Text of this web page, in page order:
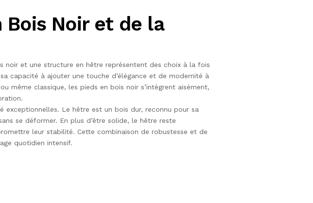
Bois Noir et de la
noir et une structure en hêtre représentent des choix à la fois
capacité à ajouter une touche d’élégance et de modernité à
même classique, les pieds en bois noir s’intègrent aisément,
Le hêtre est un bois dur, reconnu pour sa
se déformer. En plus d’être solide, le hêtre reste
leur stabilité. Cette combinaison de robustesse et de
quotidien intensif.